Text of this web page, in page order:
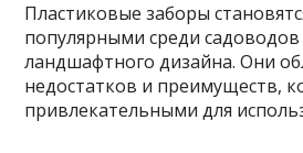
Пластиковые заборы
популярными среди
ландшафтного дизайна. Они
недостатков и преимуществ,
привлекательными для